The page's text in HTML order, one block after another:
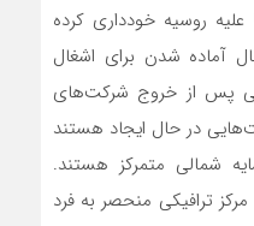
روسیه خودداری کرده
آماده شدن برای اشغال
پس از خروج شرکت‌های
در حال ایجاد هستند
شمالی متمرکز هستند.
ترافیکی منحصر به فرد